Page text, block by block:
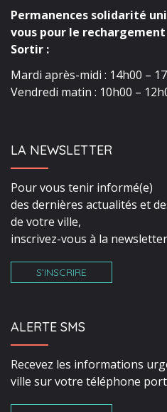
Permanences solidarité
vous pour le
Sortir :
Mardi après-midi : 14h00 –
Vendredi matin : 10h00 –
LA NEWSLETTER
Pour vous tenir informé(e)
des dernières actualités et
de votre ville,
inscrivez-vous à la
S’INSCRIRE
ALERTE SMS
Recevez les informations
ville sur votre téléphone